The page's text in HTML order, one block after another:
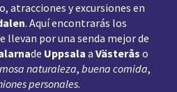
atracciones y excursiones en
. Aquí encontrarás los
llevan por una senda mejor de
de Uppsala a Västerås o
naturaleza, buena comida,
personales.